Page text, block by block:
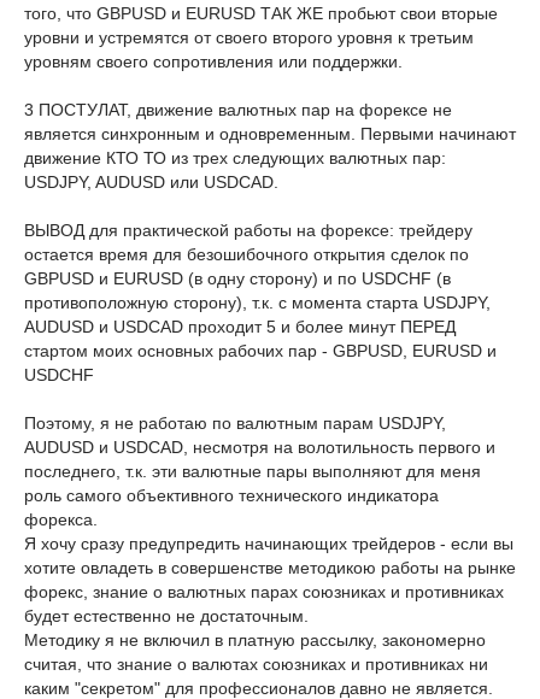
того, что GBPUSD и EURUSD ТАК ЖЕ пробьют свои вторые
уровни и устремятся от своего второго уровня к третьим
уровням своего сопротивления или поддержки.
3 ПОСТУЛАТ, движение валютных пар на форексе не
является синхронным и одновременным. Первыми начинают
движение КТО ТО из трех следующих валютных пар:
USDJPY, AUDUSD или USDCAD.
ВЫВОД для практической работы на форексе: трейдеру
остается время для безошибочного открытия сделок по
GBPUSD и EURUSD (в одну сторону) и по USDCHF (в
противоположную сторону), т.к. с момента старта USDJPY,
AUDUSD и USDCAD проходит 5 и более минут ПЕРЕД
стартом моих основных рабочих пар - GBPUSD, EURUSD и
USDCHF
Поэтому, я не работаю по валютным парам USDJPY,
AUDUSD и USDCAD, несмотря на волотильность первого и
последнего, т.к. эти валютные пары выполняют для меня
роль самого объективного технического индикатора
форекса.
Я хочу сразу предупредить начинающих трейдеров - если вы
хотите овладеть в совершенстве методикою работы на рынке
форекс, знание о валютных парах союзниках и противниках
будет естественно не достаточным.
Методику я не включил в платную рассылку, закономерно
считая, что знание о валютах союзниках и противниках ни
каким "секретом" для профессионалов давно не является.